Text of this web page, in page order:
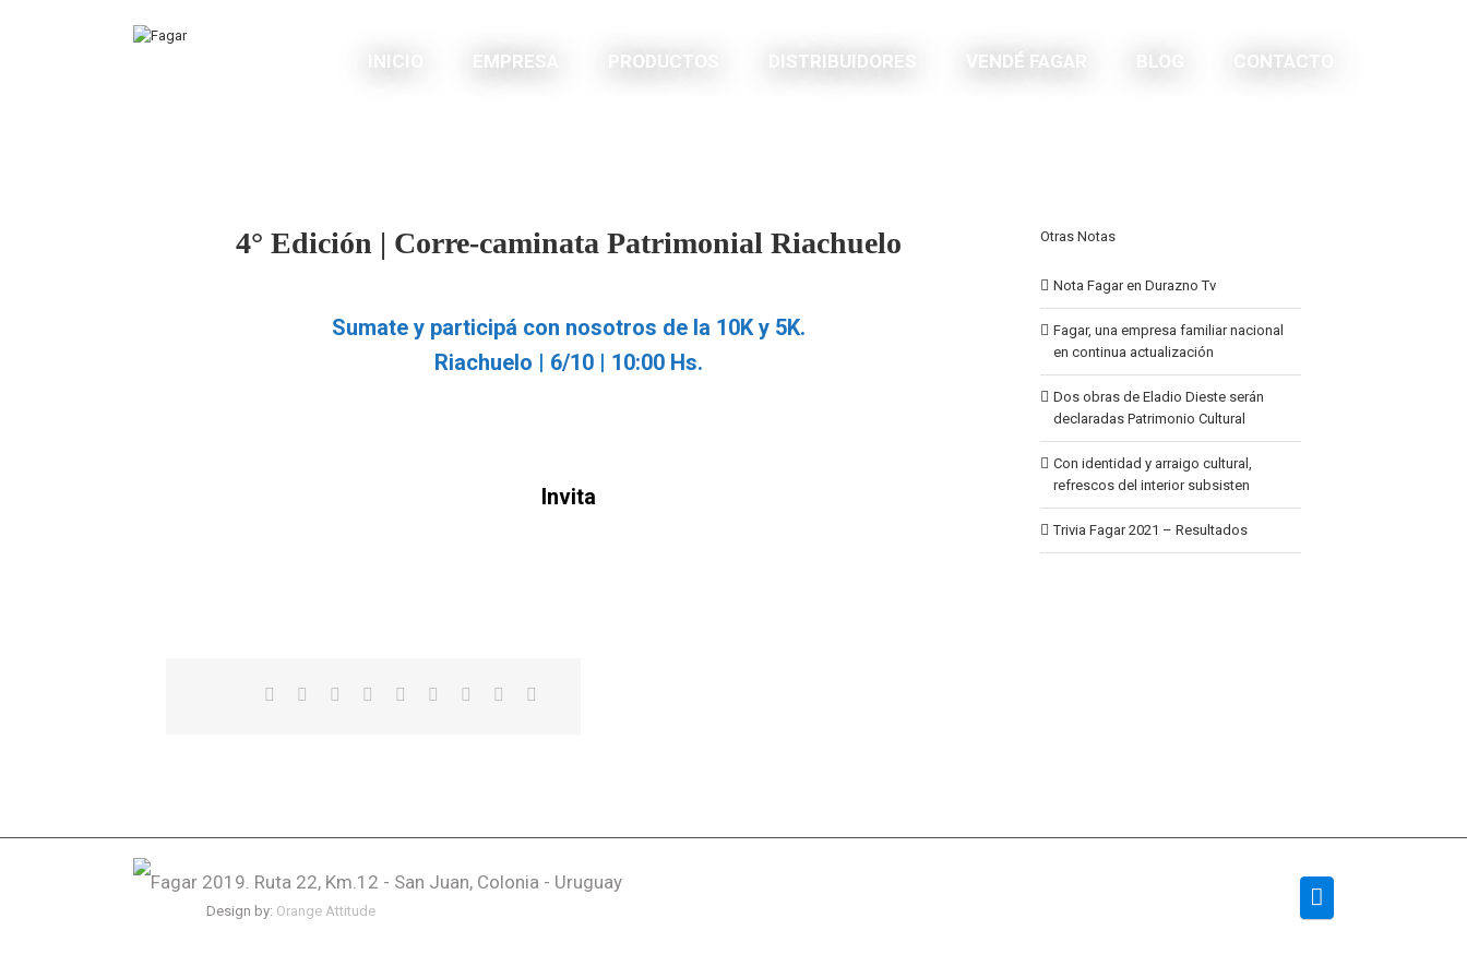
INICIO EMPRESA PRODUCTOS DISTRIBUIDORES VENDÉ FAGAR BLOG CONTACTO
4° Edición | Corre-caminata Patrimonial Riachuelo
Sumate y participá con nosotros de la 10K y 5K.
Riachuelo | 6/10 | 10:00 Hs.
Invita
Otras Notas
Nota Fagar en Durazno Tv
Fagar, una empresa familiar nacional
en continua actualización
Dos obras de Eladio Dieste serán
declaradas Patrimonio Cultural
Con identidad y arraigo cultural,
refrescos del interior subsisten
Trivia Fagar 2021 – Resultados
Fagar 2019. Ruta 22, Km.12 - San Juan, Colonia - Uruguay
Design by: Orange Attitude